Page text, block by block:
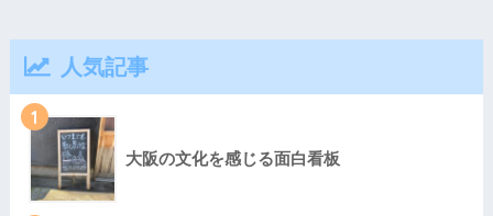
人気記事
1
大阪の文化を感じる面白看板